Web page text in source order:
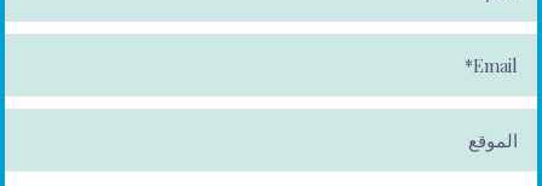
م
*
ai
l*